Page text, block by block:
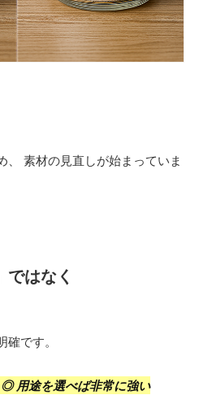
、 素材の見直しが始まっていま
ではなく
です。
用途を選べば非常に強い